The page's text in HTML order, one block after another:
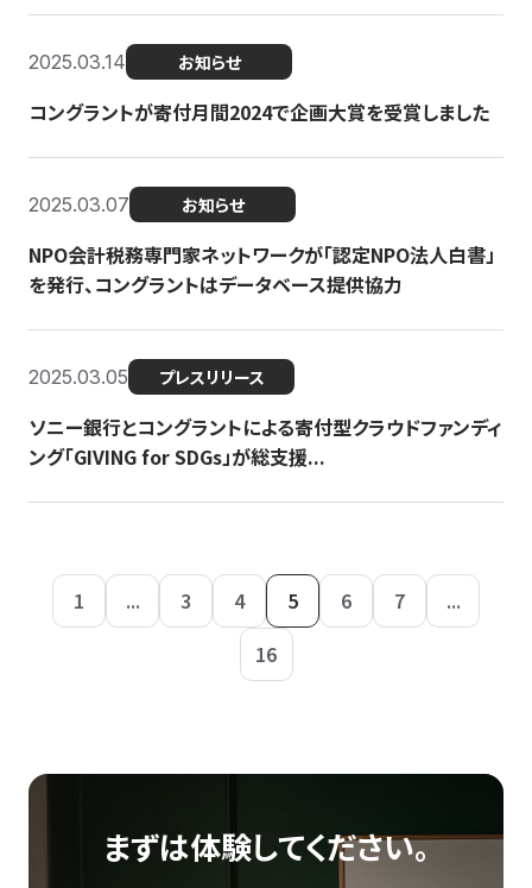
2025.03.14 お知らせ
コングラントが寄付月間2024で企画大賞を受賞しました
2025.03.07 お知らせ
NPO会計税務専門家ネットワークが「認定NPO法人白書」
を発行、コングラントはデータベース提供協力
2025.03.05 プレスリリース
ソニー銀行とコングラントによる寄付型クラウドファンディ
ング「GIVING for SDGs」が総支援...
1 ... 3 4 5 6 7
...
16
まずは体験してください。